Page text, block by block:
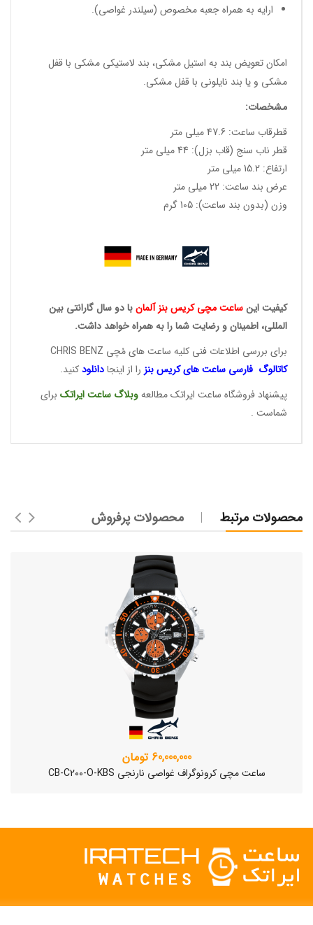
ارایه به همراه جعبه مخصوص (سیلندر غواصی).
امکان تعویض بند به استیل مشکی، بند لاستیکی مشکی با قفل
مشکی و یا بند نایلونی با قفل مشکی.
مشخصات:
قطرقاب ساعت: 47.6 میلی متر
قطر ناب سنج (قاب بزل): 44 میلی متر
ارتفاع: 15.2 میلی متر
عرض بند ساعت: 22 میلی متر
وزن (بدون بند ساعت): 105 گرم
کیفیت اینساعت مچی کریسبنز آلمانبا دو سال گارانتی بین
المللی، اطمینان و رضایت شما را به همراه خواهد داشت.
برای بررسی اطلاعات فنی کلیه ساعت های مُچی CHRIS BENZ
کاتالوگ فارسی ساعت هایکریس بنز را از اینجادانلودکنید.
پیشنهاد فروشگاه ساعت ایراتک مطالعهوبلاگ ساعتایراتک برای
شماست .
محصولات مرتبط محصولات پرفروش
60,000,000 تومان
ساعت مچی کرونوگراف غواصی نارنجی CB-C200-O-KBS